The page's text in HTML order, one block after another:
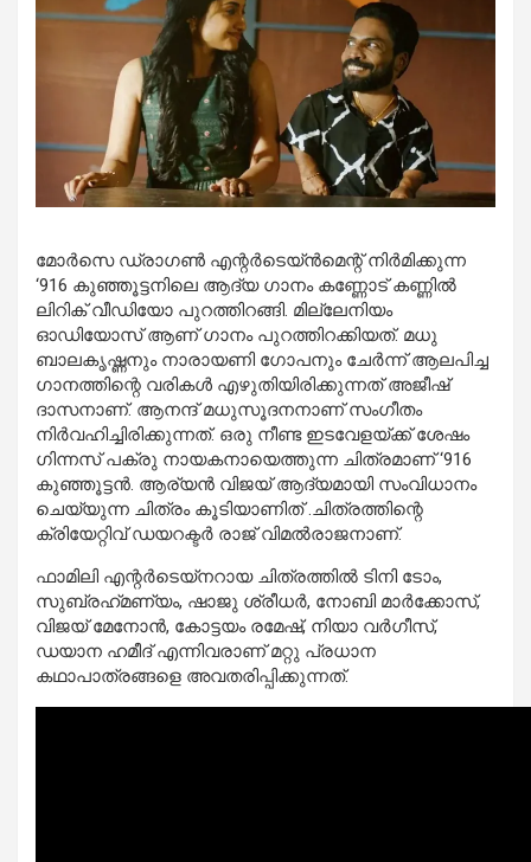
മോര്‍സെ ഡ്രാഗണ്‍ എന്റര്‍ടെയ്ന്‍മെന്റ് നിര്‍മിക്കുന്ന
‘916 കുഞ്ഞൂട്ടനിലെ ആദ്യ ഗാനം കണ്ണോട് കണ്ണിൽ
ലിറിക് വീഡിയോ പുറത്തിറങ്ങി. മില്ലേനിയം
ഓഡിയോസ് ആണ് ഗാനം പുറത്തിറക്കിയത്. മധു
ബാലകൃഷ്ണനും നാരായണി ഗോപനും ചേർന്ന് ആലപിച്ച
ഗാനത്തിന്റെ വരികൾ എഴുതിയിരിക്കുന്നത് അജീഷ്
ദാസനാണ്. ആനന്ദ് മധുസൂദനനാണ് സംഗീതം
നിർവഹിച്ചിരിക്കുന്നത്. ഒരു നീണ്ട ഇടവേളയ്ക്ക് ശേഷം
ഗിന്നസ് പക്രു നായകനായെത്തുന്ന ചിത്രമാണ് ‘916
കുഞ്ഞൂട്ടൻ. ആര്യൻ വിജയ് ആദ്യമായി സംവിധാനം
ചെയ്യുന്ന ചിത്രം കൂടിയാണിത് .ചിത്രത്തിന്റെ
ക്രിയേറ്റിവ് ഡയറക്ടര്‍ രാജ് വിമല്‍രാജനാണ്.
ഫാമിലി എന്റര്‍ടെയ്‌നറായ ചിത്രത്തില്‍ ടിനി ടോം,
സുബ്രഹ്‌മണ്യം, ഷാജു ശ്രീധര്‍, നോബി മാര്‍ക്കോസ്,
വിജയ് മേനോന്‍, കോട്ടയം രമേഷ്, നിയാ വര്‍ഗീസ്,
ഡയാന ഹമീദ് എന്നിവരാണ് മറ്റു പ്രധാന
കഥാപാത്രങ്ങളെ അവതരിപ്പിക്കുന്നത്.